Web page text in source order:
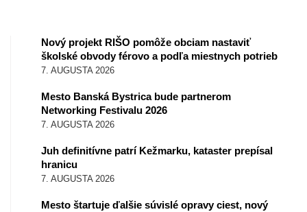
Nový projekt RIŠO pomôže obciam nastaviť
školské obvody férovo a podľa miestnych potrieb
7. AUGUSTA 2026
Mesto Banská Bystrica bude partnerom
Networking Festivalu 2026
7. AUGUSTA 2026
Juh definitívne patrí Kežmarku, kataster prepísal
hranicu
7. AUGUSTA 2026
Mesto štartuje ďalšie súvislé opravy ciest, nový